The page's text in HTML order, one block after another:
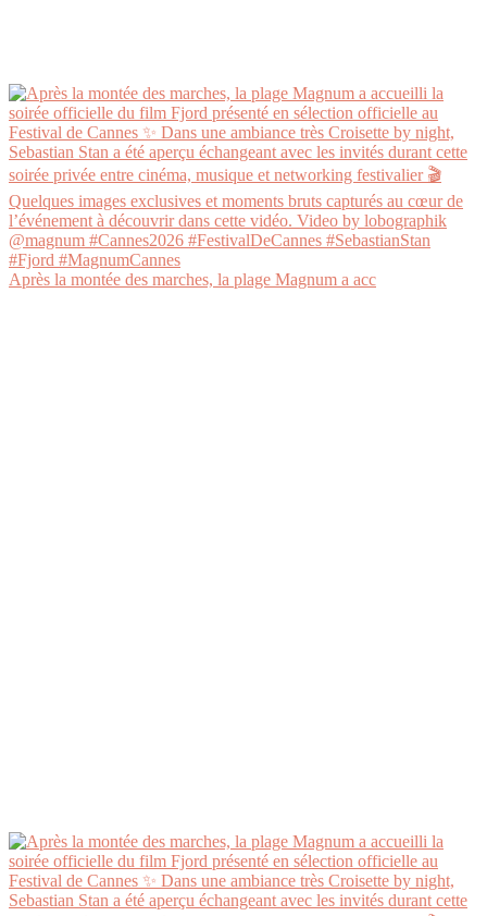
Après la montée des marches, la plage Magnum a acc